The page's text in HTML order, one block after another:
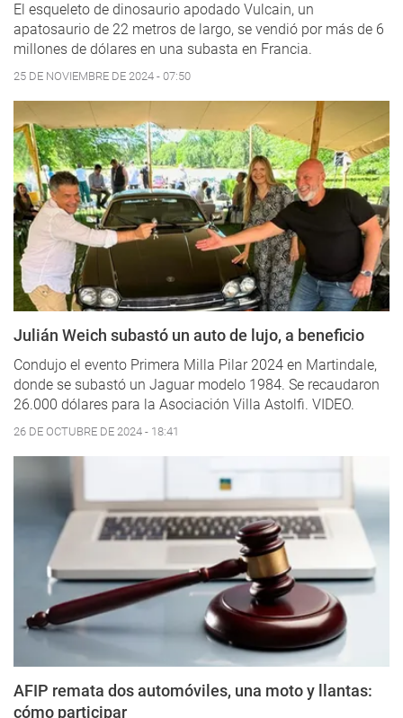
El esqueleto de dinosaurio apodado Vulcain, un
apatosaurio de 22 metros de largo, se vendió por más de 6
millones de dólares en una subasta en Francia.
25 DE NOVIEMBRE DE 2024 - 07:50
Julián Weich subastó un auto de lujo, a beneficio
Condujo el evento Primera Milla Pilar 2024 en Martindale,
donde se subastó un Jaguar modelo 1984. Se recaudaron
26.000 dólares para la Asociación Villa Astolfi. VIDEO.
26 DE OCTUBRE DE 2024 - 18:41
AFIP remata dos automóviles, una moto y llantas:
cómo participar